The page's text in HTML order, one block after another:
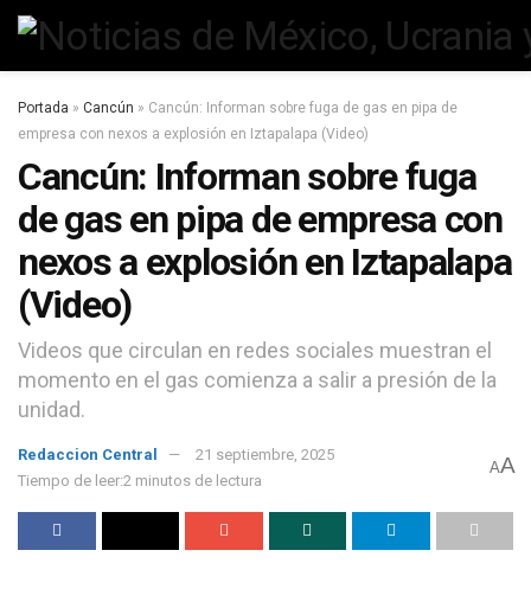
Portada » Cancún » Cancún: Informan sobre fuga de gas en pipa de
empresa con nexos a explosión en Iztapalapa (Video)
Cancún: Informan sobre fuga
de gas en pipa de empresa con
nexos a explosión en Iztapalapa
(Video)
Videos que circulan en redes sociales muestran el
momento en el gas comienza a salir a presión de la
unidad.
Redaccion Central
21 septiembre, 2025
Tiempo de leer:2 minutos de lectura
AA